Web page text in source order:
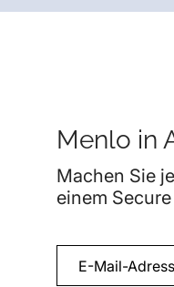
Menlo in
Machen Sie
einem